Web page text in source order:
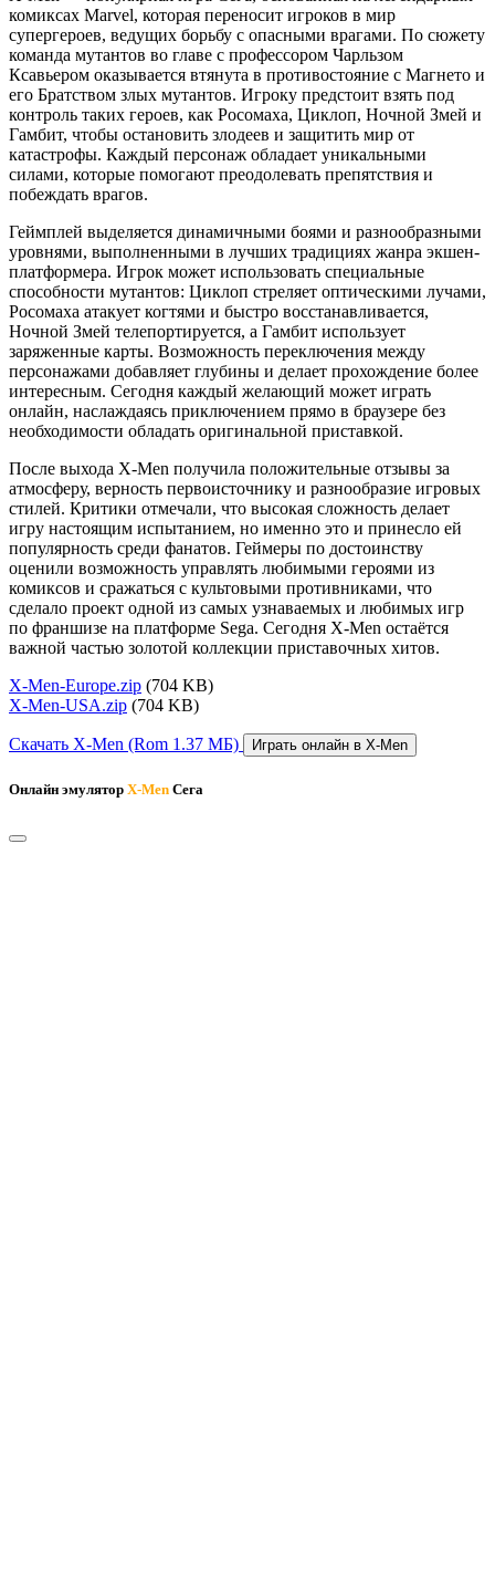
комиксах Marvel, которая переносит игроков в мир
супергероев, ведущих борьбу с опасными врагами. По сюжету
команда мутантов во главе с профессором Чарльзом
Ксавьером оказывается втянута в противостояние с Магнето и
его Братством злых мутантов. Игроку предстоит взять под
контроль таких героев, как Росомаха, Циклоп, Ночной Змей и
Гамбит, чтобы остановить злодеев и защитить мир от
катастрофы. Каждый персонаж обладает уникальными
силами, которые помогают преодолевать препятствия и
побеждать врагов.
Геймплей выделяется динамичными боями и разнообразными
уровнями, выполненными в лучших традициях жанра экшен-
платформера. Игрок может использовать специальные
способности мутантов: Циклоп стреляет оптическими лучами,
Росомаха атакует когтями и быстро восстанавливается,
Ночной Змей телепортируется, а Гамбит использует
заряженные карты. Возможность переключения между
персонажами добавляет глубины и делает прохождение более
интересным. Сегодня каждый желающий может играть
онлайн, наслаждаясь приключением прямо в браузере без
необходимости обладать оригинальной приставкой.
После выхода X-Men получила положительные отзывы за
атмосферу, верность первоисточнику и разнообразие игровых
стилей. Критики отмечали, что высокая сложность делает
игру настоящим испытанием, но именно это и принесло ей
популярность среди фанатов. Геймеры по достоинству
оценили возможность управлять любимыми героями из
комиксов и сражаться с культовыми противниками, что
сделало проект одной из самых узнаваемых и любимых игр
по франшизе на платформе Sega. Сегодня X-Men остаётся
важной частью золотой коллекции приставочных хитов.
X-Men-Europe.zip (704 KB)
X-Men-USA.zip (704 KB)
Скачать X-Men (Rom 1.37 МБ) Играть онлайн в X-Men
Онлайн эмулятор X-Men Сега